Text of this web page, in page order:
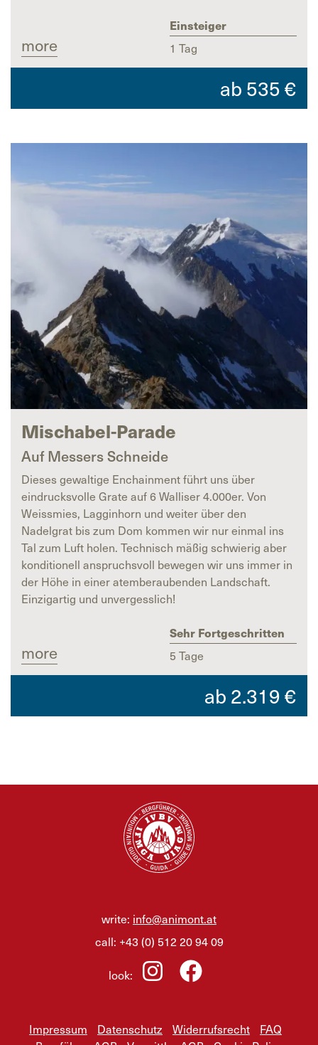
more
Einsteiger
1 Tag
ab535€
Mischabel-Parade
Auf Messers Schneide
Dieses gewaltige Enchainment führt uns über
eindrucksvolle Grate auf 6 Walliser 4.000er. Von
Weissmies, Lagginhorn und weiter über den
Nadelgrat bis zum Dom kommen wir nur einmal ins
Tal zum Luft holen. Technisch mäßig schwierig aber
konditionell anspruchsvoll bewegen wir uns immer in
der Höhe in einer atemberaubenden Landschaft.
Einzigartig und unvergesslich!
more
Sehr Fortgeschritten
5 Tage
ab2.319€
write: info@animont.at
call: +43 (0) 512 20 94 09
look:
Impressum Datenschutz Widerrufsrecht
FAQ